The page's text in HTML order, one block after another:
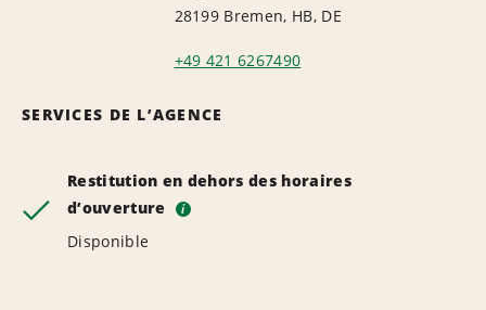
28199 Bremen, HB, DE
+49 421 6267490
SERVICES DE L’AGENCE
Restitution en dehors des horaires
d’ouverture
i
Disponible